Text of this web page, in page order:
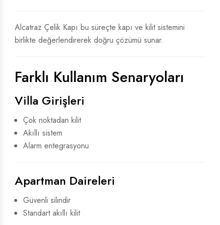
Alcatraz Çelik Kapı bu süreçte kapı ve kilit sistemini
birlikte değerlendirerek doğru çözümü sunar.
Farklı Kullanım Senaryoları
Villa Girişleri
Çok noktadan kilit
Akıllı sistem
Alarm entegrasyonu
Apartman Daireleri
Güvenli silindir
Standart akıllı kilit